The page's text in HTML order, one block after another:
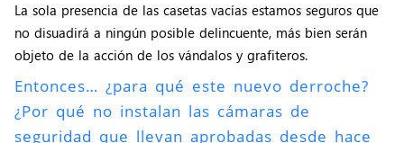
La sola presencia de las casetas vacías estamos seguros que
no disuadirá a ningún posible delincuente, más bien serán
objeto de la acción de los vándalos y grafiteros.
Entonces… ¿para qué este nuevo derroche?
¿Por qué no instalan las cámaras de
seguridad que llevan aprobadas desde hace